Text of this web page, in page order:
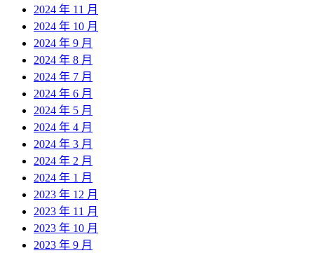
2024 年 11 月
2024 年 10 月
2024 年 9 月
2024 年 8 月
2024 年 7 月
2024 年 6 月
2024 年 5 月
2024 年 4 月
2024 年 3 月
2024 年 2 月
2024 年 1 月
2023 年 12 月
2023 年 11 月
2023 年 10 月
2023 年 9 月